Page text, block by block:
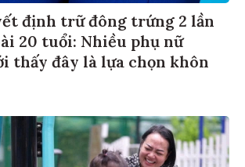
định trữ đông trứng 2 lần
20 tuổi: Nhiều phụ nữ
thấy đây là lựa chọn khôn